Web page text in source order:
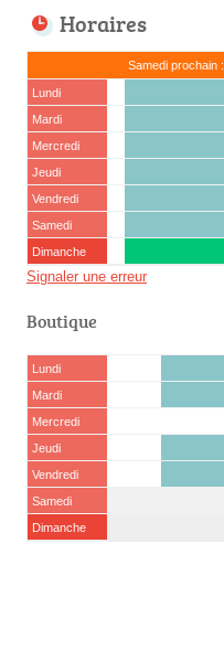
Horaires
Samedi prochain :
Lundi
Mardi
Mercredi
Jeudi
Vendredi
Samedi
Dimanche
Signaler une erreur
Boutique
Lundi
Mardi
Mercredi
Jeudi
Vendredi
Samedi
Dimanche